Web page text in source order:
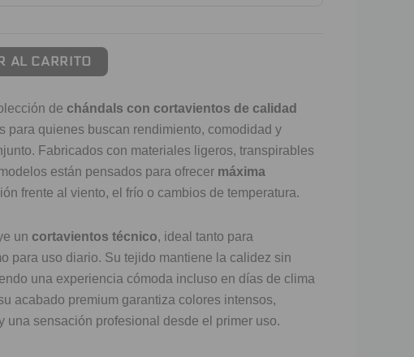
AL CARRITO
de chándals con cortavientos de calidad
para quienes buscan rendimiento, comodidad y
Fabricados con materiales ligeros, transpirables
están pensados para ofrecer máxima
frente al viento, el frío o cambios de temperatura.
un cortavientos técnico, ideal tanto para
para uso diario. Su tejido mantiene la calidez sin
una experiencia cómoda incluso en días de clima
acabado premium garantiza colores intensos,
una sensación profesional desde el primer uso.